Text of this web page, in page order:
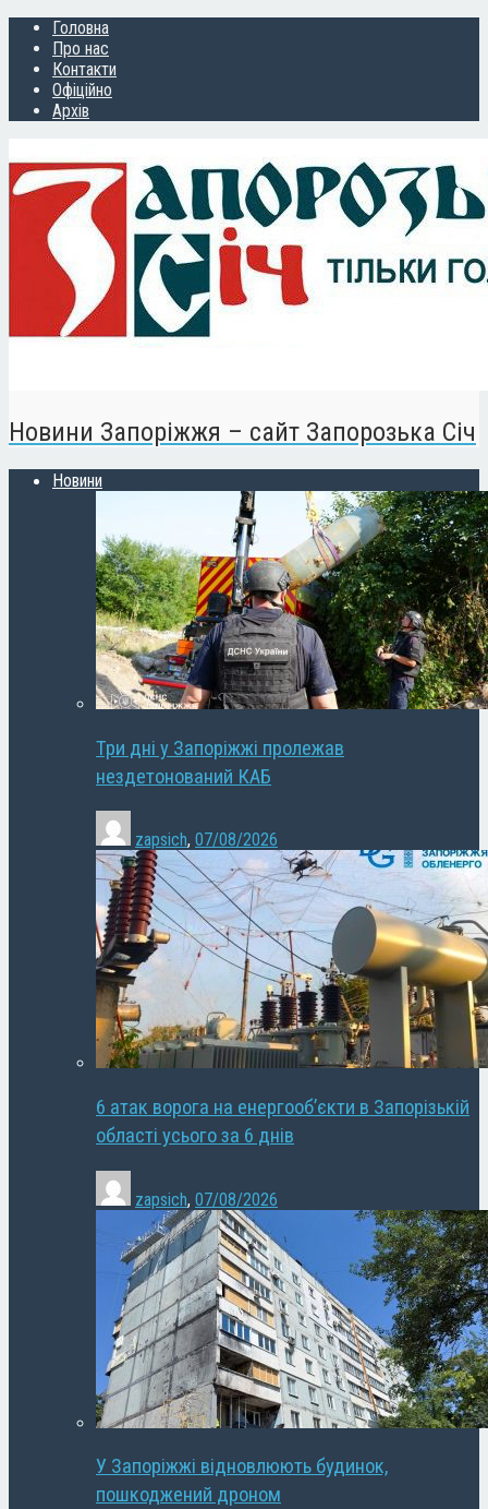
Головна
Про нас
Контакти
Офіційно
Архів
Новини Запоріжжя – сайт Запорозька Січ
Новини
Три дні у Запоріжжі пролежав
нездетонований КАБ
zapsich, 07/08/2026
6 атак ворога на енергооб’єкти в Запорізькій
області усього за 6 днів
zapsich, 07/08/2026
У Запоріжжі відновлюють будинок,
пошкоджений дроном